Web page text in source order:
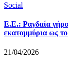
Social
Ε.Ε.: Ραγδαία
εκατομμύρια ως
21/04/2026